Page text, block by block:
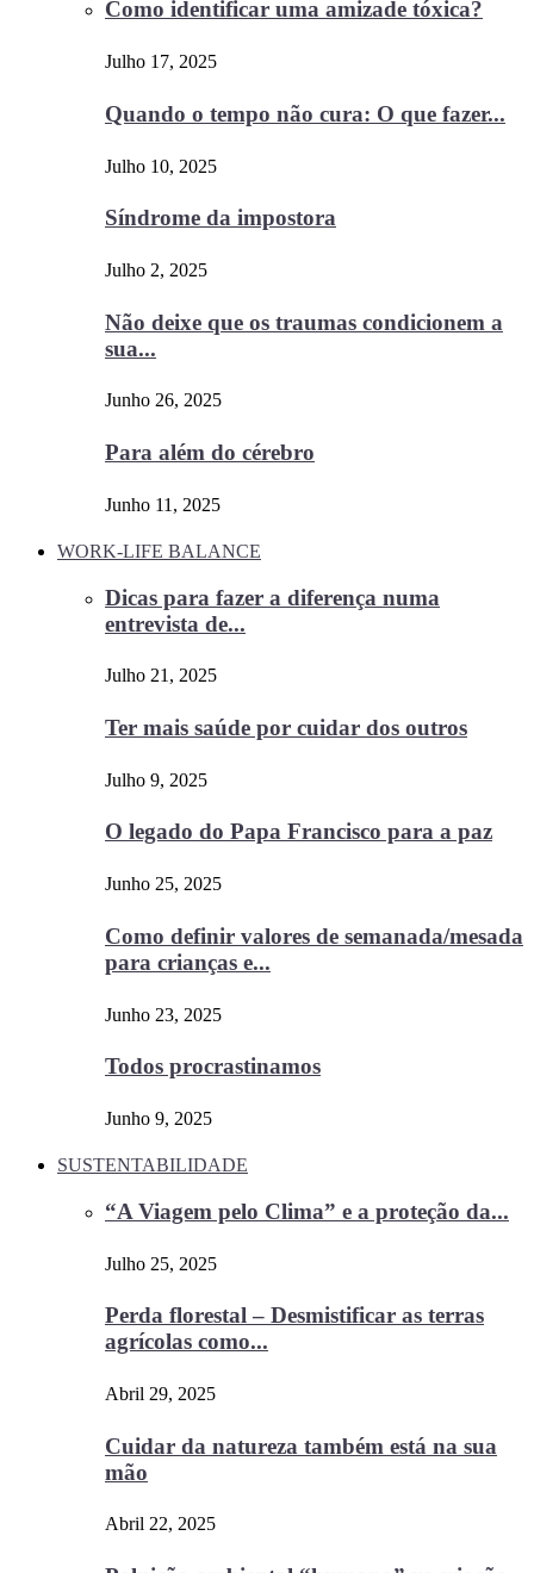
Como identificar uma amizade tóxica?
Julho 17, 2025
Quando o tempo não cura: O que fazer...
Julho 10, 2025
Síndrome da impostora
Julho 2, 2025
Não deixe que os traumas condicionem a
sua...
Junho 26, 2025
Para além do cérebro
Junho 11, 2025
WORK-LIFE BALANCE
Dicas para fazer a diferença numa
entrevista de...
Julho 21, 2025
Ter mais saúde por cuidar dos outros
Julho 9, 2025
O legado do Papa Francisco para a paz
Junho 25, 2025
Como definir valores de semanada/mesada
para crianças e...
Junho 23, 2025
Todos procrastinamos
Junho 9, 2025
SUSTENTABILIDADE
“A Viagem pelo Clima” e a proteção da...
Julho 25, 2025
Perda florestal – Desmistificar as terras
agrícolas como...
Abril 29, 2025
Cuidar da natureza também está na sua
mão
Abril 22, 2025